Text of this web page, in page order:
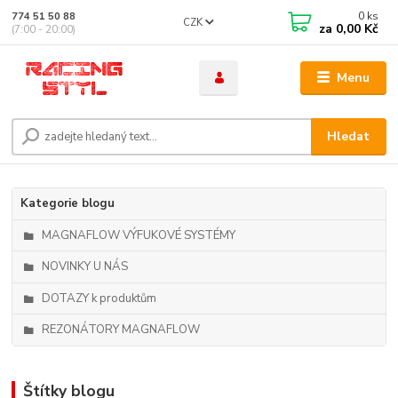
Menu
CZK
Hledat
774 51 50 88
(7:00 - 20:00)
0 ks
za 0,00 Kč
Kategorie blogu
MAGNAFLOW VÝFUKOVÉ SYSTÉMY
NOVINKY U NÁS
DOTAZY k produktům
REZONÁTORY MAGNAFLOW
Štítky blogu